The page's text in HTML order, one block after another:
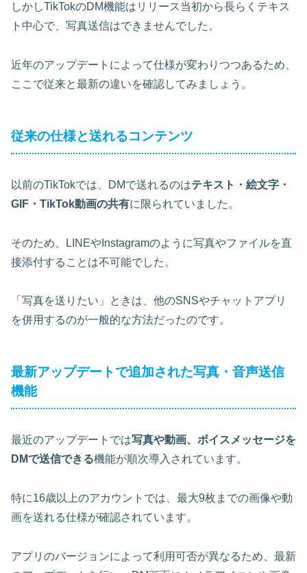
しかしTikTokのDM機能はリリース当初から長らくテキス
ト中心で、写真送信はできませんでした。
近年のアップデートによって仕様が変わりつつあるため、
ここで従来と最新の違いを確認してみましょう。
従来の仕様と送れるコンテンツ
以前のTikTokでは、DMで送れるのはテキスト・絵文字・
GIF・TikTok動画の共有に限られていました。
そのため、LINEやInstagramのように写真やファイルを直
接添付することは不可能でした。
「写真を送りたい」ときは、他のSNSやチャットアプリ
を併用するのが一般的な方法だったのです。
最新アップデートで追加された写真・音声送信
機能
最近のアップデートでは写真や動画、ボイスメッセージを
DMで送信できる機能が順次導入されています。
特に16歳以上のアカウントでは、最大9枚までの画像や動
画を送れる仕様が確認されています。
アプリのバージョンによって利用可否が異なるため、最新